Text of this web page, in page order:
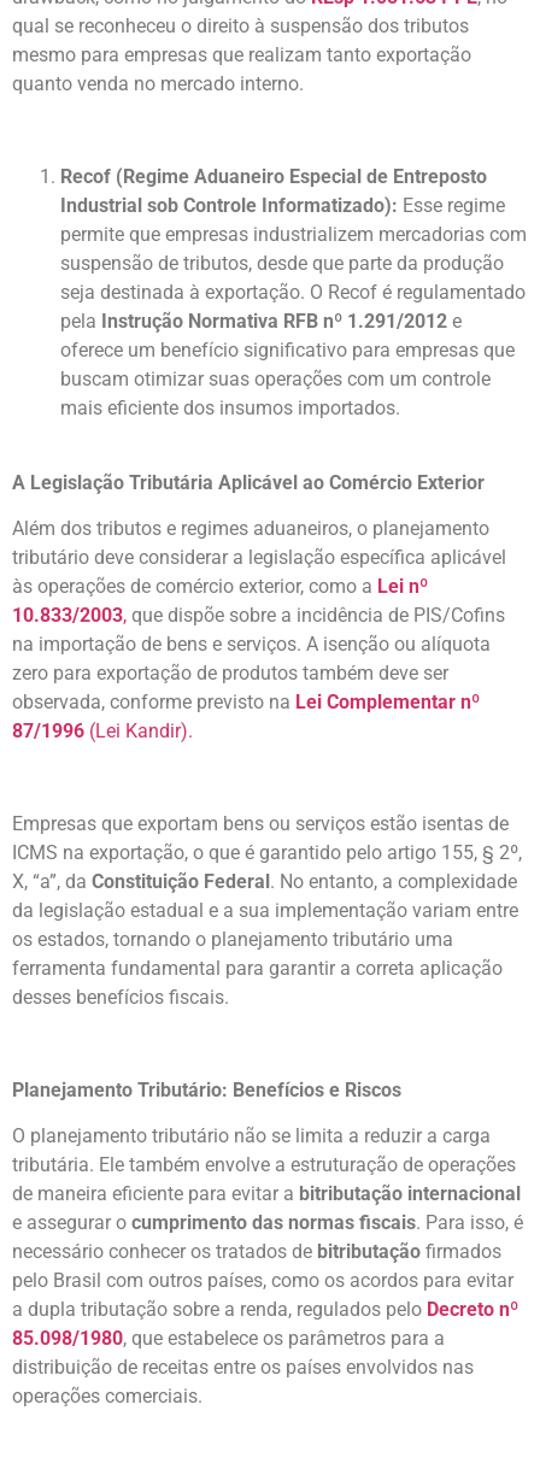
qual se reconheceu o direito à suspensão dos tributos
mesmo para empresas que realizam tanto exportação
quanto venda no mercado interno.
Recof (Regime Aduaneiro Especial de Entreposto
Industrial sob Controle Informatizado): Esse regime
permite que empresas industrializem mercadorias com
suspensão de tributos, desde que parte da produção
seja destinada à exportação. O Recof é regulamentado
pela Instrução Normativa RFB nº 1.291/2012 e
oferece um benefício significativo para empresas que
buscam otimizar suas operações com um controle
mais eficiente dos insumos importados.
A Legislação Tributária Aplicável ao Comércio Exterior
Além dos tributos e regimes aduaneiros, o planejamento
tributário deve considerar a legislação específica aplicável
às operações de comércio exterior, como a Lei nº
10.833/2003, que dispõe sobre a incidência de PIS/Cofins
na importação de bens e serviços. A isenção ou alíquota
zero para exportação de produtos também deve ser
observada, conforme previsto na Lei Complementar nº
87/1996 (Lei Kandir).
Empresas que exportam bens ou serviços estão isentas de
ICMS na exportação, o que é garantido pelo artigo 155, § 2º,
X, “a”, da Constituição Federal . No entanto, a complexidade
da legislação estadual e a sua implementação variam entre
os estados, tornando o planejamento tributário uma
ferramenta fundamental para garantir a correta aplicação
desses benefícios fiscais.
Planejamento Tributário: Benefícios e Riscos
O planejamento tributário não se limita a reduzir a carga
tributária. Ele também envolve a estruturação de operações
de maneira eficiente para evitar a bitributação internacional
e assegurar o cumprimento das normas fiscais. Para isso, é
necessário conhecer os tratados de bitributação firmados
pelo Brasil com outros países, como os acordos para evitar
a dupla tributação sobre a renda, regulados pelo Decreto nº
85.098/1980, que estabelece os parâmetros para a
distribuição de receitas entre os países envolvidos nas
operações comerciais.